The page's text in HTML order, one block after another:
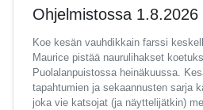
Ohjelmistossa 1.8.2026
Koe kesän vauhdikkain farssi
Maurice pistää naurulihakset
Puolalanpuistossa heinäkuussa.
tapahtumien ja sekaannusten sarja
joka vie katsojat (ja näyttelijätkin)